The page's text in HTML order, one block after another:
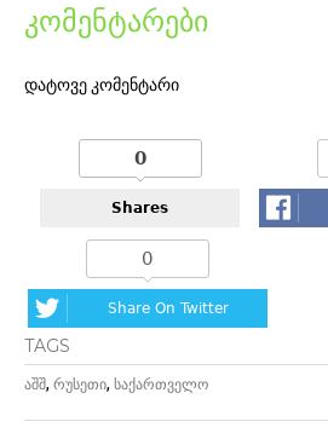
კომენტარები
დატოვე კომენტარი
0
Shares
0
Share On Twitter
TAGS
აშშ, რუსეთი, საქართველო